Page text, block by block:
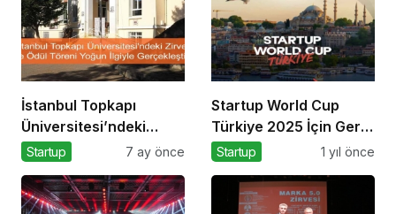
İstanbul Topkapı
Üniversitesi’ndeki
Zirve ve Ödül Töreni
Gerçekleşti
Startup 7 ay önce
Startup World Cup
Türkiye 2025 İçin Geri
Sayım!
Startup 1 yıl önce